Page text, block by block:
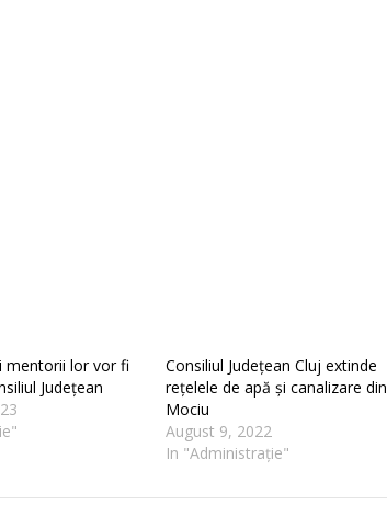
mentorii lor vor fi
Județean
Consiliul Județean Cluj extinde
rețelele de apă și canalizare din
Mociu
August 9, 2022
In "Administrație"